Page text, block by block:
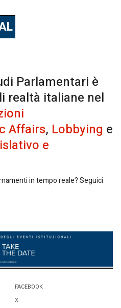
Parlamentari è
realtà italiane nel
Affairs, Lobbying e
e
in tempo reale? Seguici
FACEBOOK
X